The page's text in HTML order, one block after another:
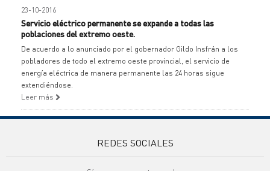
23-10-2016
Servicio eléctrico permanente se expande a todas las
poblaciones del extremo oeste.
De acuerdo a lo anunciado por el gobernador Gildo Insfrán a los
pobladores de todo el extremo oeste provincial, el servicio de
energía eléctrica de manera permanente las 24 horas sigue
extendiéndose.
Leer más
REDES SOCIALES